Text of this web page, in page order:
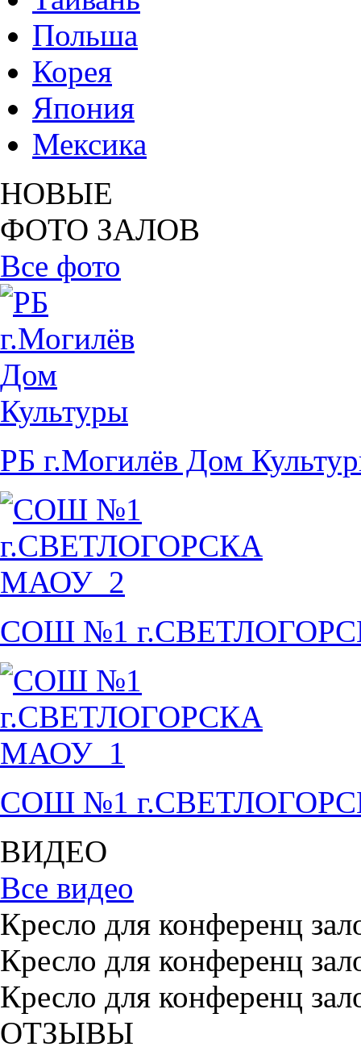
Польша
Корея
Япония
Мексика
НОВЫЕ
ФОТО ЗАЛОВ
Все фото
РБ г.Могилёв Дом
СОШ №1
СОШ №1
ВИДЕО
Все видео
Кресло для конференц
Кресло для конференц
Кресло для конференц
ОТЗЫВЫ